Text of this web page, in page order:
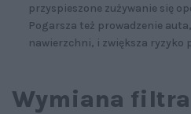
przyspieszone zużywanie się
Pogarsza też prowadzenie
nawierzchni, i zwiększa ryzyko
Wymiana filtra